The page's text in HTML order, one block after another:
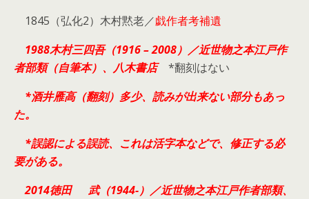
1845（弘化2）木村黙老／戯作者考補遺
1988木村三四吾（1916 – 2008）／近世物之本江戸作
者部類（自筆本）、八木書店*翻刻はない
*酒井雁高（翻刻）多少、読みが出来ない部分もあっ
た。
*誤認による誤読、これは活字本などで、修正する必
要がある。
2014徳田 武（1944-）／近世物之本江戸作者部類、